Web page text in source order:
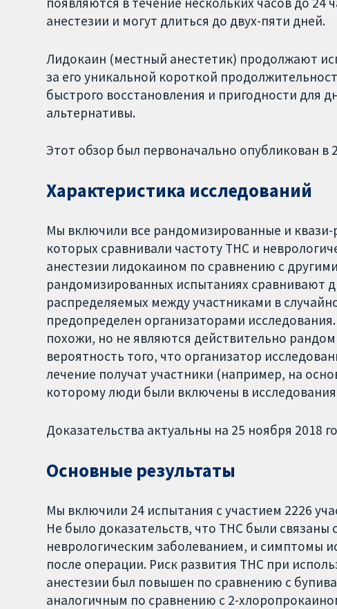
анестезии и могут длиться до двух-пяти дней.
Лидокаин (местный анестетик) продолжают
за его уникальной короткой
быстрого восстановления и пригодности для
альтернативы.
Этот обзор был первоначально опубликован в
Характеристика исследований
Мы включили все рандомизированные и
которых сравнивали частоту ТНС и
анестезии лидокаином по сравнению с
рандомизированных испытаниях сравнивают
распределяемых между участниками в
предопределен организаторами
похожи, но не являются действительно
вероятность того, что организатор
лечение получат участники (например, на
которому люди были включены в
Доказательства актуальны на 25 ноября 2018
Основные результаты
Мы включили 24 испытания с участием 2226
Не было доказательств, что ТНС были
неврологическим заболеванием, и симптомы
после операции. Риск развития ТНС при
анестезии был повышен по сравнению с
аналогичным по сравнению с 2-